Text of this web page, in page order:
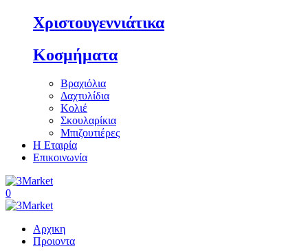
Χριστουγεννιάτικα
Κοσμήματα
Βραχιόλια
Δαχτυλίδια
Κολιέ
Σκουλαρίκια
Μπιζουτιέρες
Η Εταιρία
Επικοινωνία
0
Αρχικη
Προιοντα